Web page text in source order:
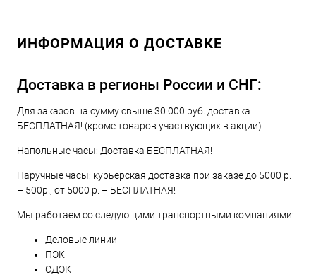
ИНФОРМАЦИЯ О ДОСТАВКЕ
Доставка в регионы России и СНГ:
Для заказов на сумму свыше 30 000 руб. доставка
БЕСПЛАТНАЯ! (кроме товаров участвующих в акции)
Напольные часы: Доставка БЕСПЛАТНАЯ!
Наручные часы: курьерская доставка при заказе до 5000 р.
– 500р., от 5000 р. – БЕСПЛАТНАЯ!
Мы работаем со следующими транспортными компаниями:
Деловые линии
ПЭК
СДЭК